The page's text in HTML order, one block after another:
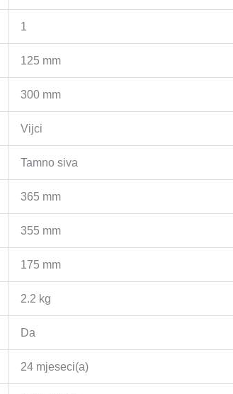
1
125 mm
300 mm
Vijci
Tamno siva
365 mm
355 mm
175 mm
2.2 kg
Da
24 mjeseci(a)